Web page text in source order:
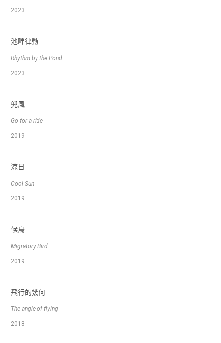
2023
池畔律動
Rhythm by the Pond
2023
兜風
Go for a ride
2019
涼日
Cool Sun
2019
候鳥
Migratory Bird
2019
飛行的幾何
The angle of flying
2018